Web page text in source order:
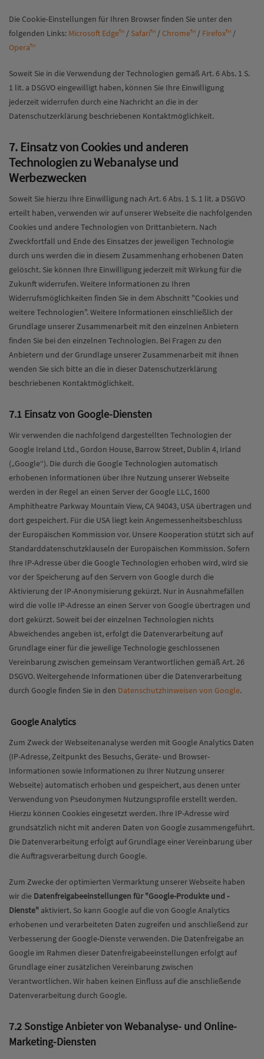
Die Cookie-Einstellungen für Ihren Browser finden Sie unter den
folgenden Links: Microsoft Edge™ / Safari™ /Chrome™ / Firefox™ /
Opera™
Soweit Sie in die Verwendung der Technologien gemäß Art. 6 Abs. 1 S.
1 lit. a DSGVO eingewilligt haben, können Sie Ihre Einwilligung
jederzeit widerrufen durch eine Nachricht an die in der
Datenschutzerklärung beschriebenen Kontaktmöglichkeit.
7. Einsatz von Cookies und anderen
Technologien zu Webanalyse und
Werbezwecken
Soweit Sie hierzu Ihre Einwilligung nach Art. 6 Abs. 1 S. 1 lit. a DSGVO
erteilt haben, verwenden wir auf unserer Webseite die nachfolgenden
Cookies und andere Technologien von Drittanbietern. Nach
Zweckfortfall und Ende des Einsatzes der jeweiligen Technologie
durch uns werden die in diesem Zusammenhang erhobenen Daten
gelöscht. Sie können Ihre Einwilligung jederzeit mit Wirkung für die
Zukunft widerrufen. Weitere Informationen zu Ihren
Widerrufsmöglichkeiten finden Sie in dem Abschnitt "Cookies und
weitere Technologien". Weitere Informationen einschließlich der
Grundlage unserer Zusammenarbeit mit den einzelnen Anbietern
finden Sie bei den einzelnen Technologien. Bei Fragen zu den
Anbietern und der Grundlage unserer Zusammenarbeit mit ihnen
wenden Sie sich bitte an die in dieser Datenschutzerklärung
beschriebenen Kontaktmöglichkeit.
7.1 Einsatz von Google-Diensten
Wir verwenden die nachfolgend dargestellten Technologien der
Google Ireland Ltd., Gordon House, Barrow Street, Dublin 4, Irland
(„Google“). Die durch die Google Technologien automatisch
erhobenen Informationen über Ihre Nutzung unserer Webseite
werden in der Regel an einen Server der Google LLC, 1600
Amphitheatre Parkway Mountain View, CA 94043, USA übertragen und
dort gespeichert. Für die USA liegt kein Angemessenheitsbeschluss
der Europäischen Kommission vor. Unsere Kooperation stützt sich auf
Standarddatenschutzklauseln der Europäischen Kommission. Sofern
Ihre IP-Adresse über die Google Technologien erhoben wird, wird sie
vor der Speicherung auf den Servern von Google durch die
Aktivierung der IP-Anonymisierung gekürzt. Nur in Ausnahmefällen
wird die volle IP-Adresse an einen Server von Google übertragen und
dort gekürzt. Soweit bei der einzelnen Technologien nichts
Abweichendes angeben ist, erfolgt die Datenverarbeitung auf
Grundlage einer für die jeweilige Technologie geschlossenen
Vereinbarung zwischen gemeinsam Verantwortlichen gemäß Art. 26
DSGVO. Weitergehende Informationen über die Datenverarbeitung
durch Google finden Sie in den Datenschutzhinweisen von Google.
Google Analytics
Zum Zweck der Webseitenanalyse werden mit Google Analytics Daten
(IP-Adresse, Zeitpunkt des Besuchs, Geräte- und Browser-
Informationen sowie Informationen zu Ihrer Nutzung unserer
Webseite) automatisch erhoben und gespeichert, aus denen unter
Verwendung von Pseudonymen Nutzungsprofile erstellt werden.
Hierzu können Cookies eingesetzt werden. Ihre IP-Adresse wird
grundsätzlich nicht mit anderen Daten von Google zusammengeführt.
Die Datenverarbeitung erfolgt auf Grundlage einer Vereinbarung über
die Auftragsverarbeitung durch Google.
Zum Zwecke der optimierten Vermarktung unserer Webseite haben
wir die Datenfreigabeeinstellungen für "Google-Produkte und -
Dienste" aktiviert. So kann Google auf die von Google Analytics
erhobenen und verarbeiteten Daten zugreifen und anschließend zur
Verbesserung der Google-Dienste verwenden. Die Datenfreigabe an
Google im Rahmen dieser Datenfreigabeeinstellungen erfolgt auf
Grundlage einer zusätzlichen Vereinbarung zwischen
Verantwortlichen. Wir haben keinen Einfluss auf die anschließende
Datenverarbeitung durch Google.
7.2 Sonstige Anbieter von Webanalyse- und Online-
Marketing-Diensten